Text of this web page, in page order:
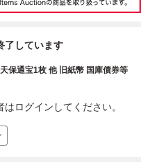
了しています
保通宝1枚 他 旧紙幣 国庫債券等
ログインしてください。